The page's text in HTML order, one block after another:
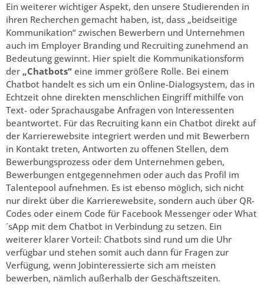
Ein weiterer wichtiger Aspekt, den unsere Studierenden in
ihren Recherchen gemacht haben, ist, dass „beidseitige
Kommunikation“ zwischen Bewerbern und Unternehmen
auch im Employer Branding und Recruiting zunehmend an
Bedeutung gewinnt. Hier spielt die Kommunikationsform
der „Chatbots“ eine immer größere Rolle. Bei einem
Chatbot handelt es sich um ein Online-Dialogsystem, das in
Echtzeit ohne direkten menschlichen Eingriff mithilfe von
Text- oder Sprachausgabe Anfragen von Interessenten
beantwortet. Für das Recruiting kann ein Chatbot direkt auf
der Karrierewebsite integriert werden und mit Bewerbern
in Kontakt treten, Antworten zu offenen Stellen, dem
Bewerbungsprozess oder dem Unternehmen geben,
Bewerbungen entgegennehmen oder auch das Profil im
Talentepool aufnehmen. Es ist ebenso möglich, sich nicht
nur direkt über die Karrierewebsite, sondern auch über QR-
Codes oder einem Code für Facebook Messenger oder What
´sApp mit dem Chatbot in Verbindung zu setzen. Ein
weiterer klarer Vorteil: Chatbots sind rund um die Uhr
verfügbar und stehen somit auch dann für Fragen zur
Verfügung, wenn Jobinteressierte sich am meisten
bewerben, nämlich außerhalb der Geschäftszeiten.